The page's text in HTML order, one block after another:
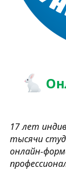
17 лет
тысячи
онлайн-